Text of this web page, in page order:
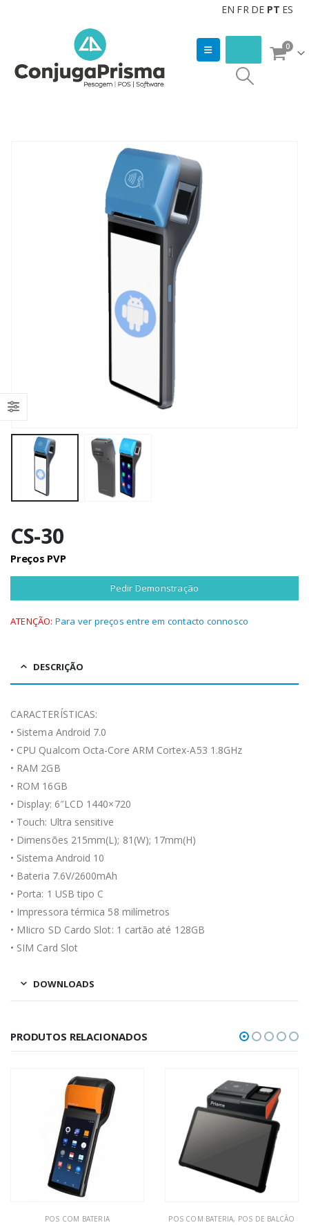
EN FR DE PT ES
0
CS-30
Preços PVP
Pedir Demonstração
ATENÇÃO: Para ver preços entre em contacto connosco
DESCRIÇÃO
CARACTERÍSTICAS:
• Sistema Android 7.0
• CPU Qualcom Octa-Core ARM Cortex-A53 1.8GHz
• RAM 2GB
• ROM 16GB
• Display: 6″LCD 1440×720
• Touch: Ultra sensitive
• Dimensões 215mm(L); 81(W); 17mm(H)
• Sistema Android 10
• Bateria 7.6V/2600mAh
• Porta: 1 USB tipo C
• Impressora térmica 58 milímetros
• MIicro SD Cardo Slot: 1 cartão até 128GB
• SIM Card Slot
DOWNLOADS
PRODUTOS RELACIONADOS
POS COM BATERIA POS COM BATERIA, POS DE BALCÃO